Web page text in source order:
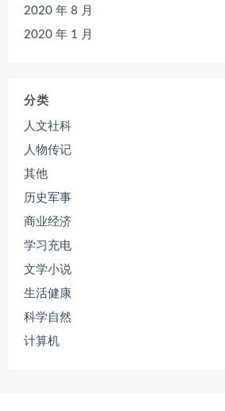
2020 年 8 月
2020 年 1 月
分类
人文社科
人物传记
其他
历史军事
商业经济
学习充电
文学小说
生活健康
科学自然
计算机